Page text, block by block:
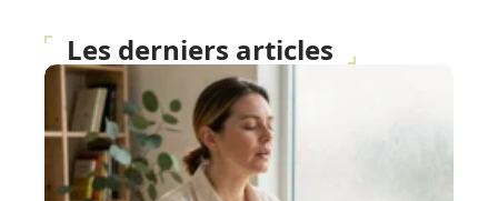
Les derniers articles